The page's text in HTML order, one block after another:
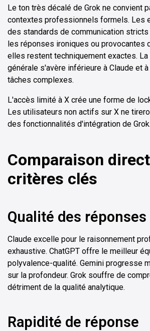
Le ton très décalé de Grok ne convient
contextes professionnels formels. Les
des standards de communication
les réponses ironiques ou provocantes
elles restent techniquement exactes.
générale s'avère inférieure à Claude et
tâches complexes.
L'accès limité à X crée une forme de
Les utilisateurs non actifs sur X ne
des fonctionnalités d'intégration de Grok.
Comparaison
critères clés
Qualité des réponses
Claude excelle pour le raisonnement
exhaustive. ChatGPT offre le meilleur
polyvalence-qualité. Gemini progresse
sur la profondeur. Grok souffre de
détriment de la qualité analytique.
Rapidité de réponse